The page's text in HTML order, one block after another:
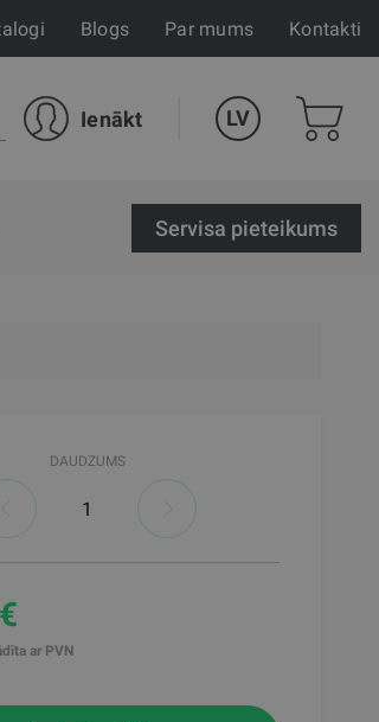
Blogs Par mums Kontakti
Ienākt LV
Servisa pieteikums
DAUDZUMS
ar PVN